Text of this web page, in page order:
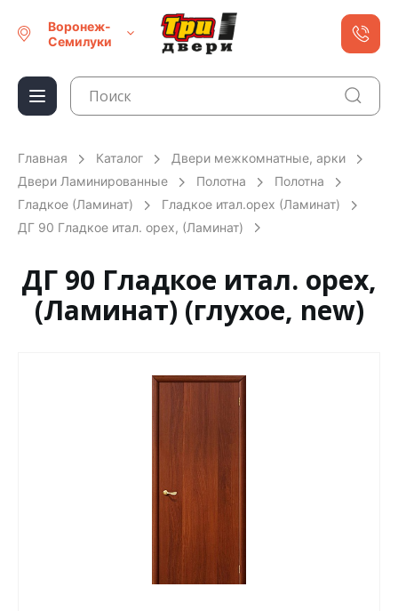
Воронеж-
Семилуки
Главная Каталог
Двери межкомнатные, арки
Двери Ламинированные
Полотна
Полотна
Гладкое (Ламинат)
Гладкое итал.орех (Ламинат)
ДГ 90 Гладкое итал. орех, (Ламинат)
ДГ 90 Гладкое итал. орех,
(Ламинат) (глухое, new)